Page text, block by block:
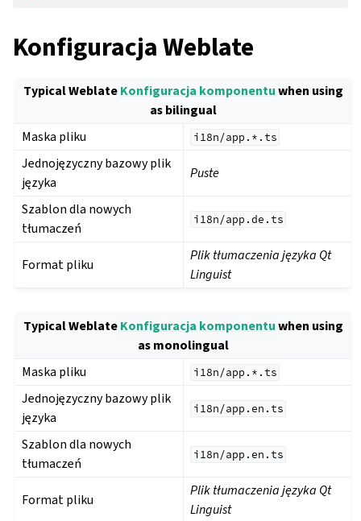
Konfiguracja Weblate
Typical WeblateKonfiguracja komponentuwhen using
as bilingual
Maska pliku
i18n/app.*.ts
Jednojęzyczny bazowy plik
języka
Puste
Szablon dla nowych
tłumaczeń
i18n/app.de.ts
Format pliku
Plik tłumaczenia języka Qt
Linguist
Typical WeblateKonfiguracja komponentuwhen using
as monolingual
Maska pliku
i18n/app.*.ts
Jednojęzyczny bazowy plik
języka
i18n/app.en.ts
Szablon dla nowych
tłumaczeń
i18n/app.en.ts
Format pliku
Plik tłumaczenia języka Qt
Linguist